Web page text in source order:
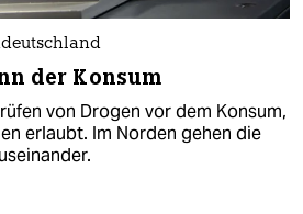
der Konsum
von Drogen vor dem Konsum,
erlaubt. Im Norden gehen die